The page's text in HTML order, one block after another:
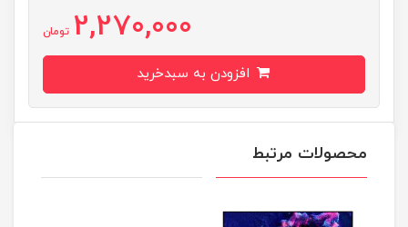
2,270,000 تومان
محصولات مرتبط